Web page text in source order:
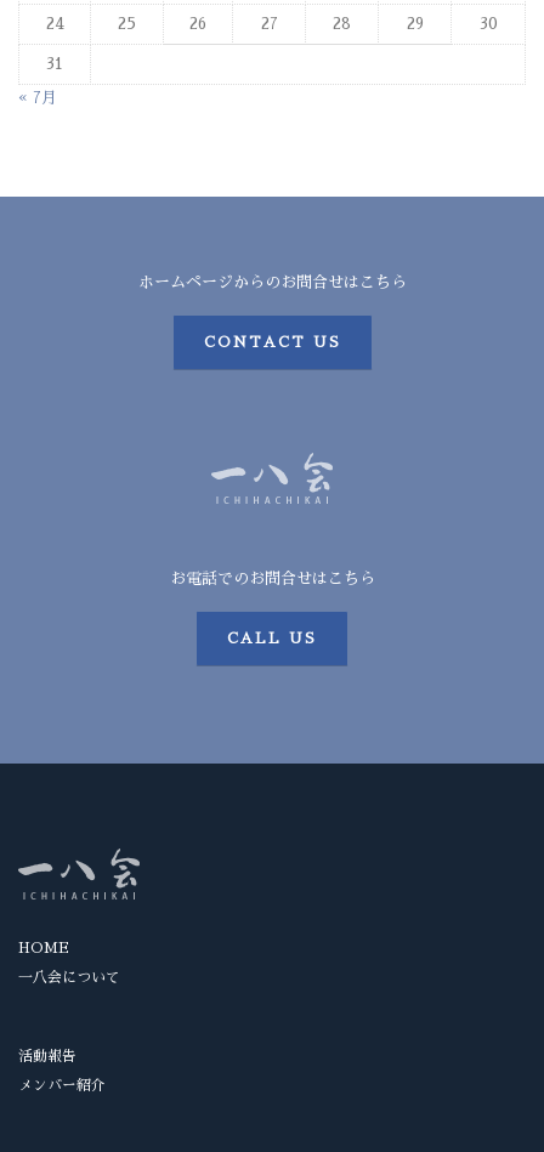
24 25 26 27 28 29 30
31
« 7月
ホームページからのお問合せはこちら
CONTACT US
お電話でのお問合せはこちら
CALL US
HOME
一八会について
活動報告
メンバー紹介